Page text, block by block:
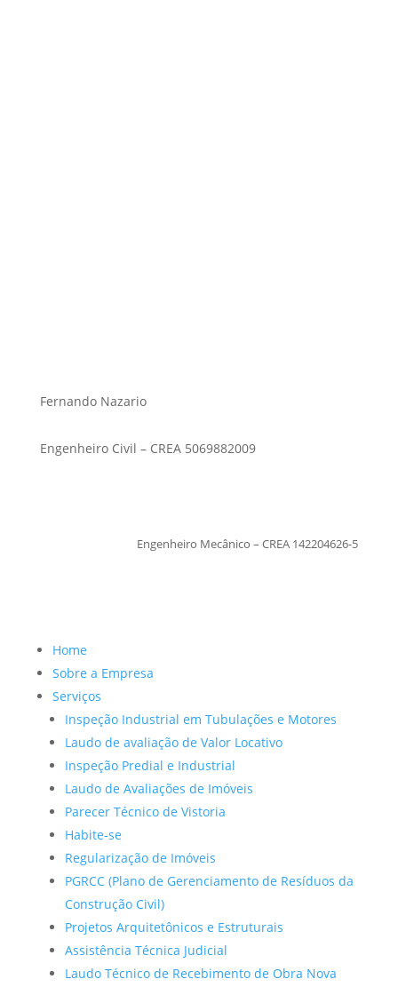
Fernando Nazario
Engenheiro Civil – CREA 5069882009
Engenheiro Mecânico – CREA 142204626-5
Home
Sobre a Empresa
Serviços
Inspeção Industrial em Tubulações e Motores
Laudo de avaliação de Valor Locativo
Inspeção Predial e Industrial
Laudo de Avaliações de Imóveis
Parecer Técnico de Vistoria
Habite-se
Regularização de Imóveis
PGRCC (Plano de Gerenciamento de Resíduos da
Construção Civil)
Projetos Arquitetônicos e Estruturais
Assistência Técnica Judicial
Laudo Técnico de Recebimento de Obra Nova